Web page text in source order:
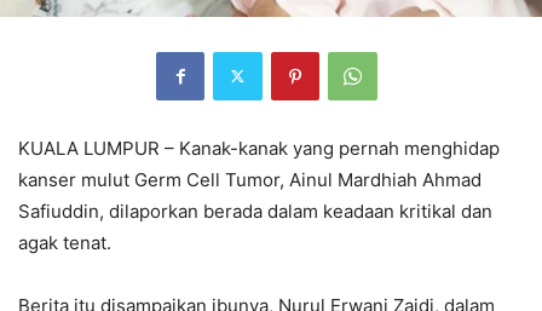
KUALA LUMPUR – Kanak-kanak yang pernah menghidap
kanser mulut Germ Cell Tumor, Ainul Mardhiah Ahmad
Safiuddin, dilaporkan berada dalam keadaan kritikal dan
agak tenat.
Berita itu disampaikan ibunya, Nurul Erwani Zaidi, dalam